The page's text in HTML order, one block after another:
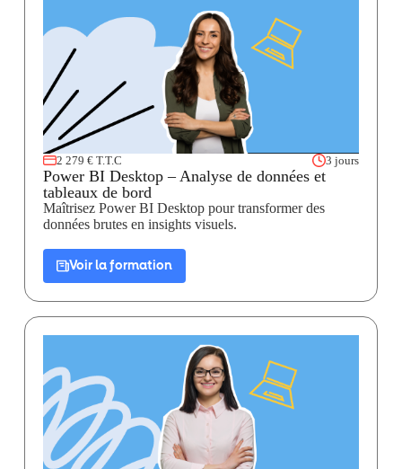
2 279 € T.T.C 3 jours
Power BI Desktop – Analyse de données et
tableaux de bord
Maîtrisez Power BI Desktop pour transformer des
données brutes en insights visuels.
Voir la formation